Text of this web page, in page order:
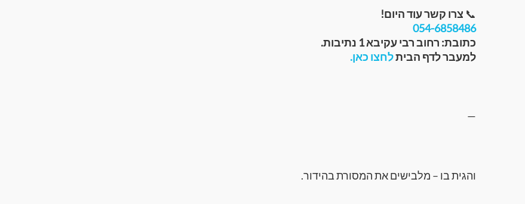
📞 צרו קשר עוד היום!
‭054-6858486‬
כתובת: רחוב רבי עקיבא 1 נתיבות.
למעבר לדף הביתלחצו כאן.
—
והגית בו – מלבישים את המסורת בהידור.